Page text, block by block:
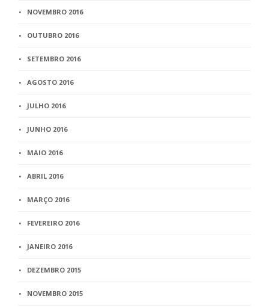
NOVEMBRO 2016
OUTUBRO 2016
SETEMBRO 2016
AGOSTO 2016
JULHO 2016
JUNHO 2016
MAIO 2016
ABRIL 2016
MARÇO 2016
FEVEREIRO 2016
JANEIRO 2016
DEZEMBRO 2015
NOVEMBRO 2015